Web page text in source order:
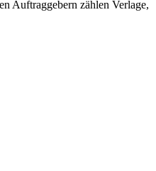
Auftraggebern zählen Verlage,